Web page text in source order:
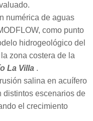
numérica de aguas
como punto
hidrogeológico del
zona costera de la
La Villa .
salina en acuífero
distintos escenarios de
el crecimiento